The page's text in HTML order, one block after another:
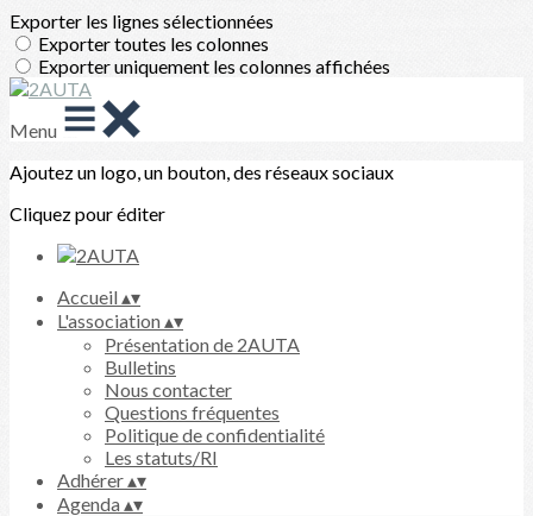
Exporter les lignes sélectionnées
Exporter toutes les colonnes
Exporter uniquement les colonnes affichées
Menu
Ajoutez un logo, un bouton, des réseaux sociaux
Cliquez pour éditer
Accueil▴▾
L'association▴▾
Présentation de 2AUTA
Bulletins
Nous contacter
Questions fréquentes
Politique de confidentialité
Les statuts/RI
Adhérer▴▾
Agenda▴▾